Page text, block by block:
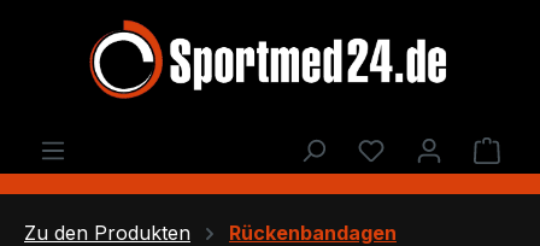
Zum Hauptinhalt springen
Du hast 0
Zu den Produkten Rückenbandagen